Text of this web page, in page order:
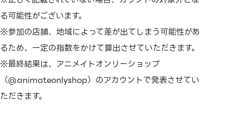
る可能性がございます。
※参加の店舗、地域によって差が出てしまう可能性があ
るため、一定の指数をかけて算出させていただきます。
※最終結果は、アニメイトオンリーショップ
（@animateonlyshop）のアカウントで発表させてい
ただきます。